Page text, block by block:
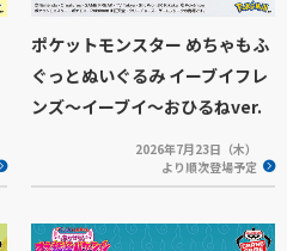
ポケットモンスター めちゃもふ
ぐっとぬいぐるみ イーブイフレ
ンズ～イーブイ～おひるねver.
2026年7月23日（木）
より順次登場予定